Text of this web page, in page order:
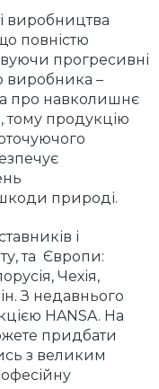
виробництва
повністю
прогресивні
виробника –
про навколишнє
тому продукцію
природі.
і
та Європи:
Чехія,
З недавнього
HANSA. На
придбати
з великим